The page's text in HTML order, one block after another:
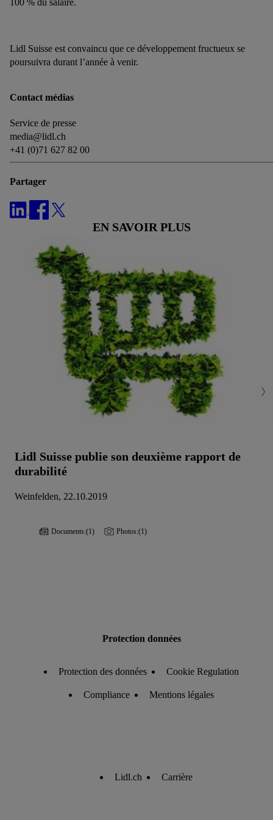
100 % du salaire.
Lidl Suisse est convaincu que ce développement fructueux se
poursuivra durant l’année à venir.
Contact médias
Service de presse
media@lidl.ch
+41 (0)71 627 82 00
Partager
EN SAVOIR PLUS
Lidl Suisse publie son deuxième rapport de
durabilité
Weinfelden, 22.10.2019
Documents:(1) Photos:(1)
Protection données
Protection des données Cookie Regulation
Compliance Mentions légales
Lidl.ch Carrière